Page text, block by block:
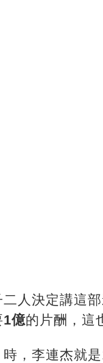
人決定講這
1億的片酬，這
，李連杰就